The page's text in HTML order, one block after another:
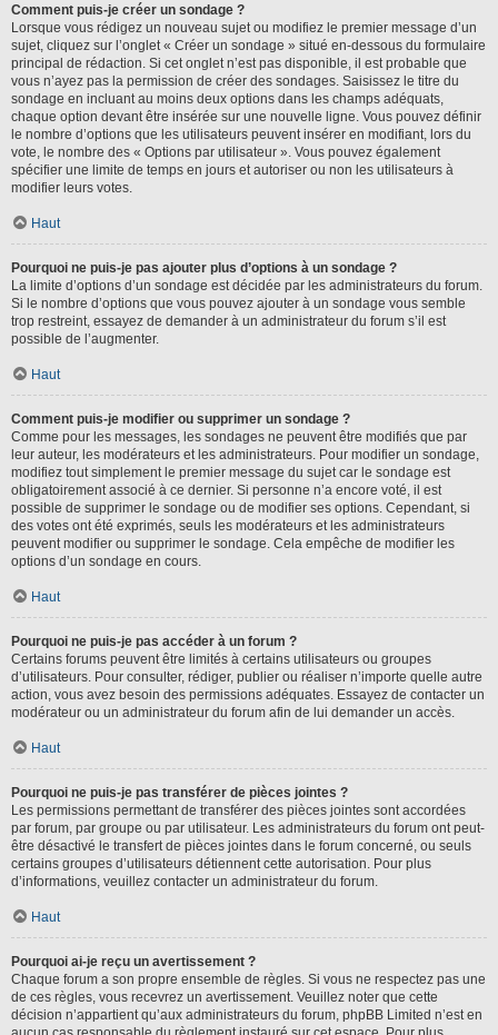
Comment puis-je créer un sondage ?
Lorsque vous rédigez un nouveau sujet ou modifiez le premier message d’un
sujet, cliquez sur l’onglet « Créer un sondage » situé en-dessous du formulaire
principal de rédaction. Si cet onglet n’est pas disponible, il est probable que
vous n’ayez pas la permission de créer des sondages. Saisissez le titre du
sondage en incluant au moins deux options dans les champs adéquats,
chaque option devant être insérée sur une nouvelle ligne. Vous pouvez définir
le nombre d’options que les utilisateurs peuvent insérer en modifiant, lors du
vote, le nombre des « Options par utilisateur ». Vous pouvez également
spécifier une limite de temps en jours et autoriser ou non les utilisateurs à
modifier leurs votes.
Haut
Pourquoi ne puis-je pas ajouter plus d’options à un sondage ?
La limite d’options d’un sondage est décidée par les administrateurs du forum.
Si le nombre d’options que vous pouvez ajouter à un sondage vous semble
trop restreint, essayez de demander à un administrateur du forum s’il est
possible de l’augmenter.
Haut
Comment puis-je modifier ou supprimer un sondage ?
Comme pour les messages, les sondages ne peuvent être modifiés que par
leur auteur, les modérateurs et les administrateurs. Pour modifier un sondage,
modifiez tout simplement le premier message du sujet car le sondage est
obligatoirement associé à ce dernier. Si personne n’a encore voté, il est
possible de supprimer le sondage ou de modifier ses options. Cependant, si
des votes ont été exprimés, seuls les modérateurs et les administrateurs
peuvent modifier ou supprimer le sondage. Cela empêche de modifier les
options d’un sondage en cours.
Haut
Pourquoi ne puis-je pas accéder à un forum ?
Certains forums peuvent être limités à certains utilisateurs ou groupes
d’utilisateurs. Pour consulter, rédiger, publier ou réaliser n’importe quelle autre
action, vous avez besoin des permissions adéquates. Essayez de contacter un
modérateur ou un administrateur du forum afin de lui demander un accès.
Haut
Pourquoi ne puis-je pas transférer de pièces jointes ?
Les permissions permettant de transférer des pièces jointes sont accordées
par forum, par groupe ou par utilisateur. Les administrateurs du forum ont peut-
être désactivé le transfert de pièces jointes dans le forum concerné, ou seuls
certains groupes d’utilisateurs détiennent cette autorisation. Pour plus
d’informations, veuillez contacter un administrateur du forum.
Haut
Pourquoi ai-je reçu un avertissement ?
Chaque forum a son propre ensemble de règles. Si vous ne respectez pas une
de ces règles, vous recevrez un avertissement. Veuillez noter que cette
décision n’appartient qu’aux administrateurs du forum, phpBB Limited n’est en